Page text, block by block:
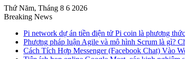
Thứ Năm, Tháng 8 6 2026
Breaking News
Pi network dự án tiền điện tử Pi coin là phương
Phương pháp luận Agile và mô hình Scrum là gì?
Cách Tích Hợp Messenger (Facebook Chat) Vào